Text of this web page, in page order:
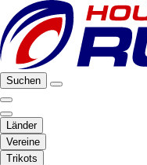
Suchen
Länder
Vereine
Trikots